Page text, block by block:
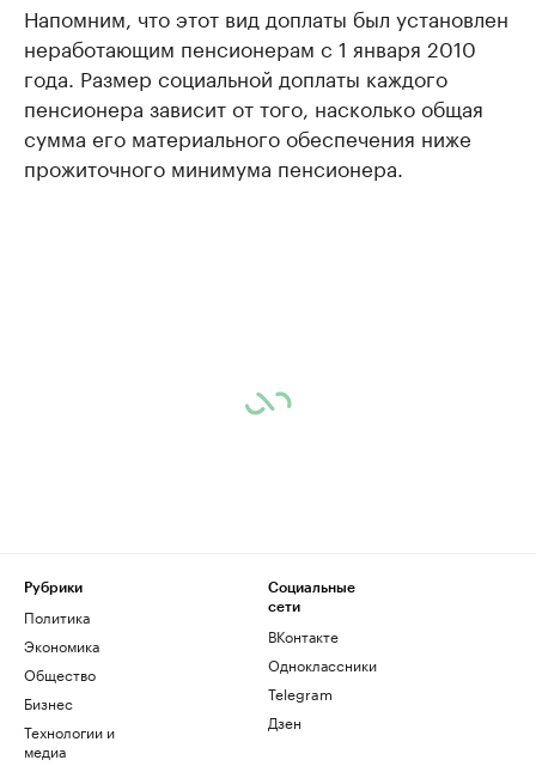
Напомним, что этот вид доплаты был установлен
неработающим пенсионерам с 1 января 2010
года. Размер социальной доплаты каждого
пенсионера зависит от того, насколько общая
сумма его материального обеспечения ниже
прожиточного минимума пенсионера.
Рубрики
Политика
Экономика
Общество
Бизнес
Технологии и
медиа
Социальные
сети
ВКонтакте
Одноклассники
Telegram
Дзен